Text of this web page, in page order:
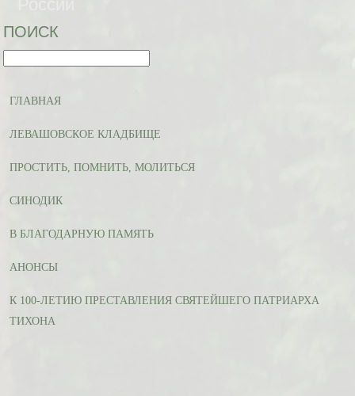
ПОИСК
ГЛАВНАЯ
ЛЕВАШОВСКОЕ КЛАДБИЩЕ
ПРОСТИТЬ, ПОМНИТЬ, МОЛИТЬСЯ
СИНОДИК
В БЛАГОДАРНУЮ ПАМЯТЬ
АНОНСЫ
К 100-ЛЕТИЮ ПРЕСТАВЛЕНИЯ СВЯТЕЙШЕГО ПАТРИАРХА
ТИХОНА